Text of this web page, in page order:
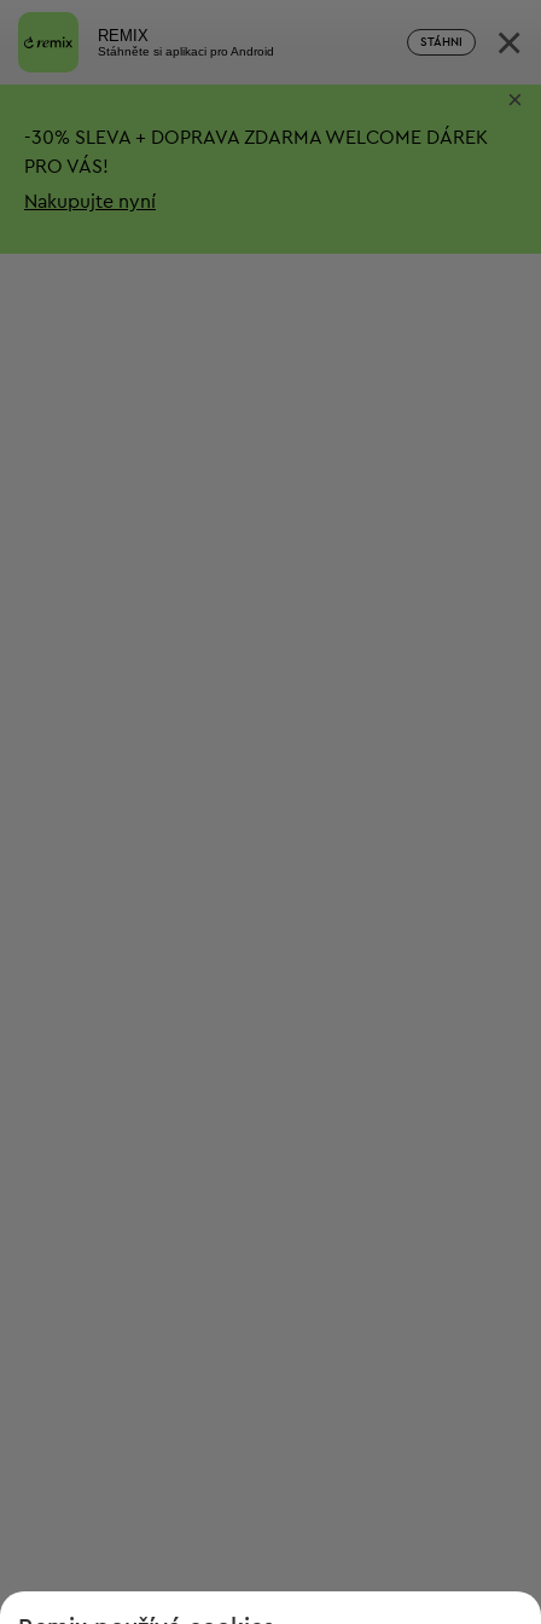
REMIX
Stáhněte si aplikaci pro Android
STÁHNI ×
-30% SLEVA + DOPRAVA ZDARMA WELCOME DÁREK
PRO VÁS!
Nakupujte nyní
×